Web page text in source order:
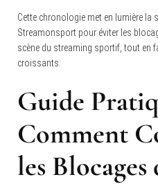
Cette chronologie met en lumière la
Streamonsport pour éviter les
scène du streaming sportif, tout en
croissants.
Guide
Comment
les Blocages